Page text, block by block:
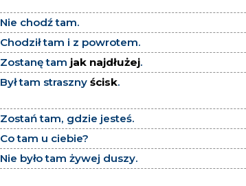
Nie chodź tam.
Chodził tam i z powrotem.
Zostanę tam jak najdłużej.
Był tam straszny ścisk.
Zostań tam, gdzie jesteś.
Co tam u ciebie?
Nie było tam żywej duszy.